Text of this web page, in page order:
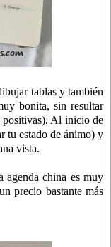
tablas y también
bonita, sin resultar
positivas). Al inicio de
tu estado de ánimo) y
vista.
agenda china es muy
precio bastante más